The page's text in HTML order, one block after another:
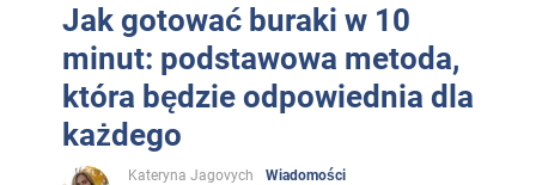
Jak gotować buraki w 10
minut: podstawowa metoda,
która będzie odpowiednia dla
każdego
Kateryna Jagovych
Wiadomości